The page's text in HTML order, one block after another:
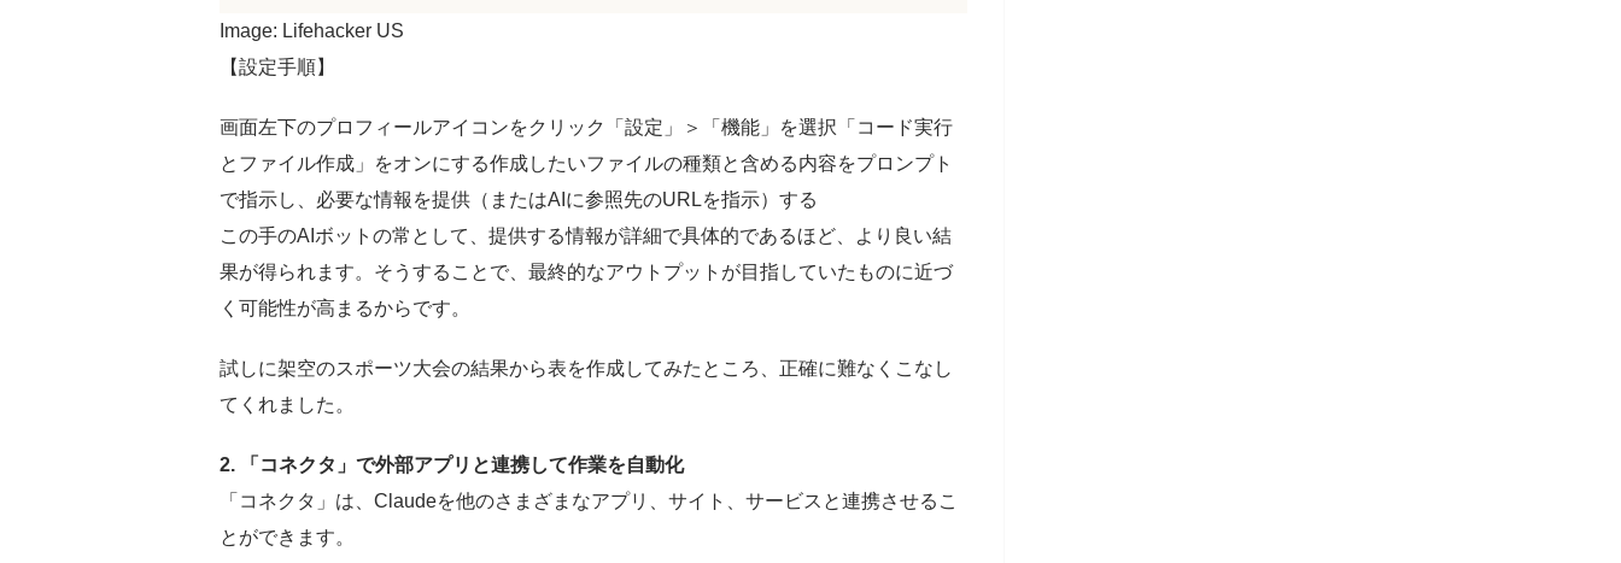
Image: Lifehacker US
【設定手順】
画面左下のプロフィールアイコンをクリック「設定」＞「機能」を選択「コード実行
とファイル作成」をオンにする作成したいファイルの種類と含める内容をプロンプト
で指示し、必要な情報を提供（またはAIに参照先のURLを指示）する
この手のAIボットの常として、提供する情報が詳細で具体的であるほど、より良い結
果が得られます。そうすることで、最終的なアウトプットが目指していたものに近づ
く可能性が高まるからです。
試しに架空のスポーツ大会の結果から表を作成してみたところ、正確に難なくこなし
てくれました。
2. 「コネクタ」で外部アプリと連携して作業を自動化
「コネクタ」は、Claudeを他のさまざまなアプリ、サイト、サービスと連携させるこ
とができます。